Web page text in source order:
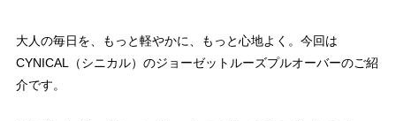
大人の毎日を、もっと軽やかに、もっと心地よく。今回は
CYNICAL（シニカル）のジョーゼットルーズプルオーバーのご紹
介です。